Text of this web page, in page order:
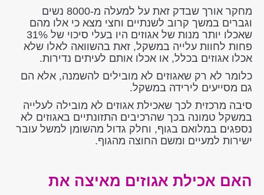
מחקר אורך שבדק זאת על למעלה מ-8000 נשים
וגברים במשך קרוב לשנתיים וחצי מצא כי אלו מהם
שאכלו יותר מנות של אגוזים היו בעלי סיכוי של 31%
פחות לחוות עלייה במשקל, זאת בהשוואה לאלו שלא
אכלו אגוזים בכלל, או אכלו אותם לעיתים נדירות.
כלומר לא רק שאגוזים לא מובילים להשמנה, אלא הם
גם מסייעים לירידה במשקל.
סיבה מרכזית לכך שאכילת אגוזים לא מובילה לעלייה
במשקל טמונה בכך שהרכיבים התזונתיים באגוזים לא
נספגים במלואם בגוף, וחלק גדול מהשומן למשל עובר
ישירות למעיים ומשם החוצה מהגוף.
האם אכילת אגוזים מאיצה את